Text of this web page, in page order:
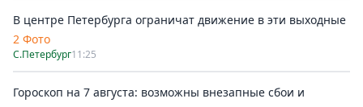
В центре Петербурга ограничат движение в эти выходные
2 Фото
С.Петербург11:25
Гороскоп на 7 августа: возможны внезапные сбои и